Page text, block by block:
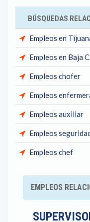
BÚSQUEDAS
Empleos en
Empleos en Baja
Empleos chofer
Empleos
Empleos auxiliar
Empleos
Empleos chef
EMPLEOS